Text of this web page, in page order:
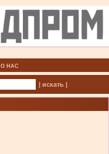
О НАС
| искать |